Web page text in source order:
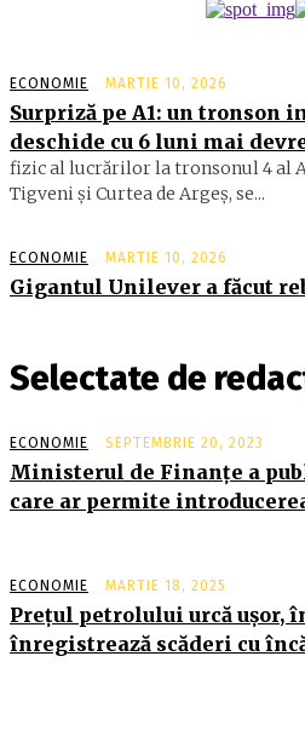
ECONOMIE MARTIE 10, 2026
Surpriză pe A1: un tronson
deschide cu 6 luni mai
fizic al lucrărilor la tronsonul 4 al
Tigveni şi Curtea de Argeş, se...
ECONOMIE MARTIE 10, 2026
Gigantul Unilever a făcut
Selectate de
ECONOMIE SEPTEMBRIE 20, 2023
Ministerul de Finanţe a
care ar permite
ECONOMIE MARTIE 18, 2025
Preţul petrolului urcă uşor,
înregistrează scăderi cu